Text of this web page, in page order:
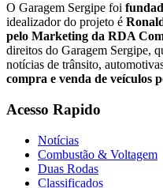
O Garagem Sergipe foi
idealizador do projeto é
pelo Marketing da RDA
direitos do Garagem Sergipe,
notícias de trânsito,
compra e venda de veículos
Acesso Rapido
Notícias
Combustão & Voltagem
Duas Rodas
Classificados